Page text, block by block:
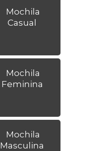
Mochila
Casual
Mochila
Feminina
Mochila
Masculina